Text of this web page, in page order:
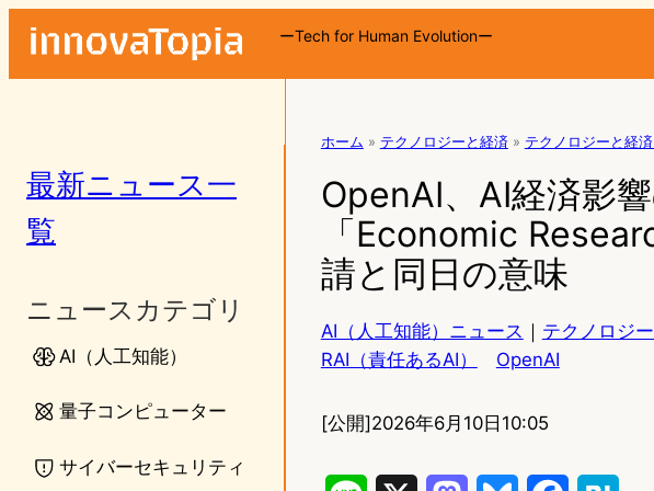
ーTech for Human Evolutionー
最新ニュース一
覧
ニュースカテゴリ
AI（人工知能）
量子コンピューター
サイバーセキュリティ
ホーム » テクノロジーと経済 » テクノロジーと経
OpenAI、AI経済影
「Economic
請と同日の意味
AI（人工知能）ニュース ｜ テクノロジ
RAI（責任あるAI）
OpenAI
[公開]2026年6月10日10:05